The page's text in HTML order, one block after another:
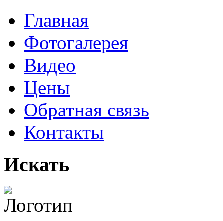
Главная
Фотогалерея
Видео
Цены
Обратная связь
Контакты
Искать